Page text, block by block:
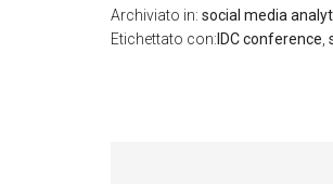
e
b
o
In
Fa
Archiviato in: social media
Etichettato con: IDC conference